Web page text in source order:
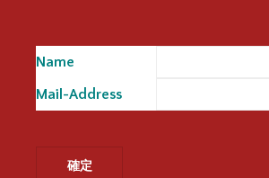
Name
Mail-Address